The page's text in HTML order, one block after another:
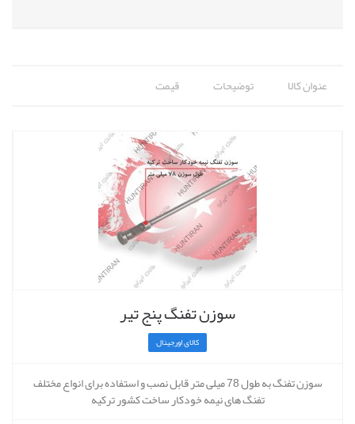
عنوان کالا توضیحات قیمت
سوزن تفنگ پنج تیر
کالای اورجینال
سوزن تفنگ به طول 78 میلی متر قابل نصب و استفاده برای انواع مختلف
تفنگ های نیمه خودکار ساخت کشور ترکیه